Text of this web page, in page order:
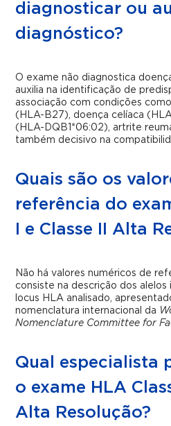
diagnosticar ou
diagnóstico?
O exame não diagnostica
auxilia na identificação de
associação com condições
(HLA-B27), doença celíaca
(HLA-DQB1*06:02), artrite
também decisivo na
Quais são os
referência do
I e Classe II Alta
Não há valores numéricos de
consiste na descrição dos
locus HLA analisado,
nomenclatura internacional da
Nomenclature Committee for
Qual especialista
o exame HLA
Alta Resolução?